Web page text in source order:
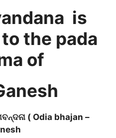
is
the pada
of
ବନ୍ଦନା( Odia bhajan –